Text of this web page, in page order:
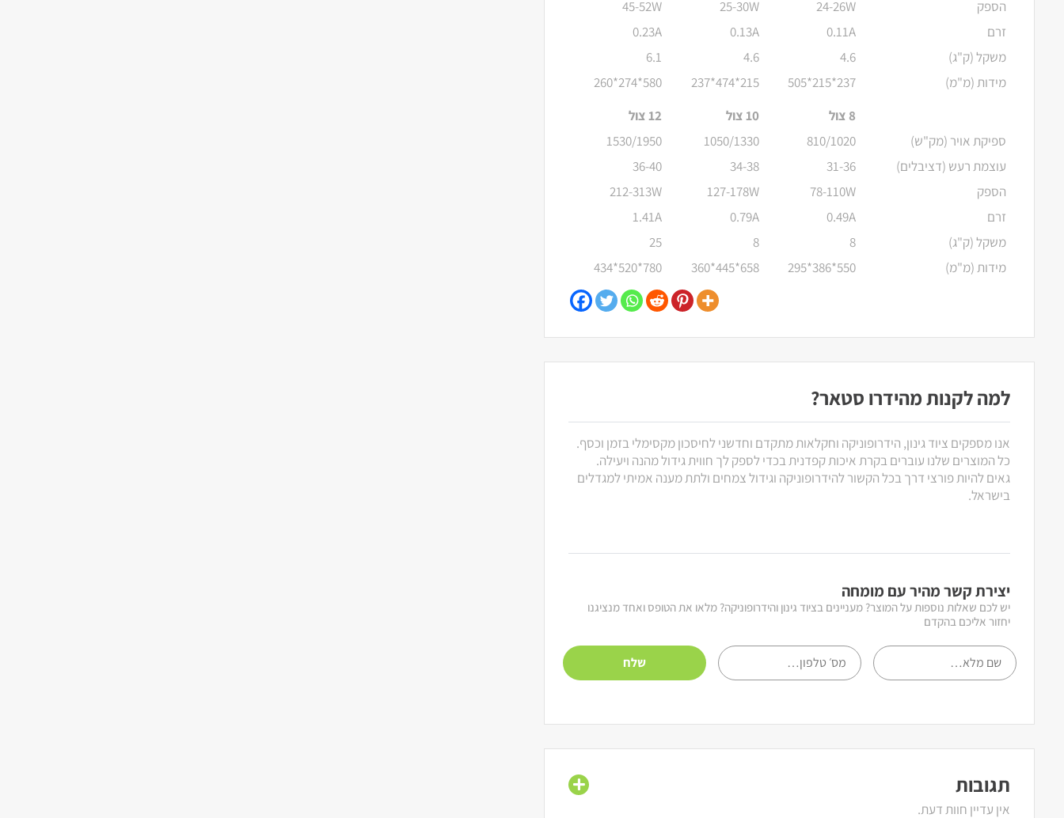
הספק
24-26W
25-30W
45-52W
זרם
0.11A
0.13A
0.23A
משקל (ק"ג)
4.6
4.6
6.1
מידות (מ"מ)
237*215*505
215*474*237
580*274*260
8 צול
10 צול
12 צול
ספיקת אויר (מק"ש)
810/1020
1050/1330
1530/1950
עוצמת רעש (דציבלים)
31-36
34-38
36-40
הספק
78-110W
127-178W
212-313W
זרם
0.49A
0.79A
1.41A
משקל (ק"ג)
8
8
25
מידות (מ"מ)
550*386*295
658*445*360
780*520*434
למה לקנות מהידרו סטאר?
אנו מספקים ציוד גינון, הידרופוניקה וחקלאות מתקדם וחדשני לחיסכון מקסימלי בזמן וכסף.
כל המוצרים שלנו עוברים בקרת איכות קפדנית בכדי לספק לך חווית גידול מהנה ויעילה.
גאים להיות פורצי דרך בכל הקשור להידרופוניקה וגידול צמחים ולתת מענה אמיתי למגדלים
בישראל.
יצירת קשר מהיר עם מומחה
יש לכם שאלות נוספות על המוצר? מעניינים בציוד גינון והידרופוניקה? מלאו את הטופס ואחד מנציגנו
יחזור אליכם בהקדם
תגובות
אין עדיין חוות דעת.